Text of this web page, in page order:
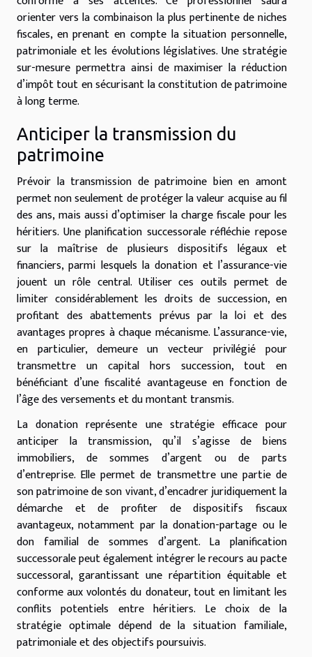
orienter vers la combinaison la plus pertinente de niches
fiscales, en prenant en compte la situation personnelle,
patrimoniale et les évolutions législatives. Une stratégie
sur-mesure permettra ainsi de maximiser la réduction
d’impôt tout en sécurisant la constitution de patrimoine
à long terme.
Anticiper la transmission du
patrimoine
Prévoir la transmission de patrimoine bien en amont
permet non seulement de protéger la valeur acquise au fil
des ans, mais aussi d’optimiser la charge fiscale pour les
héritiers. Une planification successorale réfléchie repose
sur la maîtrise de plusieurs dispositifs légaux et
financiers, parmi lesquels la donation et l’assurance-vie
jouent un rôle central. Utiliser ces outils permet de
limiter considérablement les droits de succession, en
profitant des abattements prévus par la loi et des
avantages propres à chaque mécanisme. L’assurance-vie,
en particulier, demeure un vecteur privilégié pour
transmettre un capital hors succession, tout en
bénéficiant d’une fiscalité avantageuse en fonction de
l’âge des versements et du montant transmis.
La donation représente une stratégie efficace pour
anticiper la transmission, qu’il s’agisse de biens
immobiliers, de sommes d’argent ou de parts
d’entreprise. Elle permet de transmettre une partie de
son patrimoine de son vivant, d’encadrer juridiquement la
démarche et de profiter de dispositifs fiscaux
avantageux, notamment par la donation-partage ou le
don familial de sommes d’argent. La planification
successorale peut également intégrer le recours au pacte
successoral, garantissant une répartition équitable et
conforme aux volontés du donateur, tout en limitant les
conflits potentiels entre héritiers. Le choix de la
stratégie optimale dépend de la situation familiale,
patrimoniale et des objectifs poursuivis.